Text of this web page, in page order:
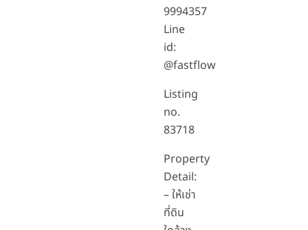
9994357
Line
id:
@fastflow
Listing
no.
83718
Property
Detail:
– ให้เช่า
ที่ดิน